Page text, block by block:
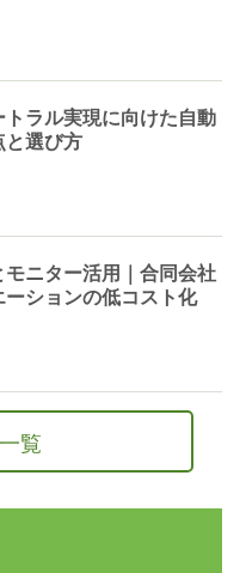
ラル実現に向けた自動
と選び方
ニター活用｜合同会社
ションの低コスト化
覧